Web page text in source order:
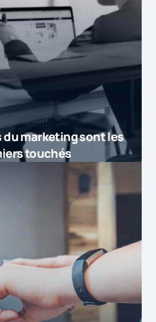
du marketing sont les
touchés